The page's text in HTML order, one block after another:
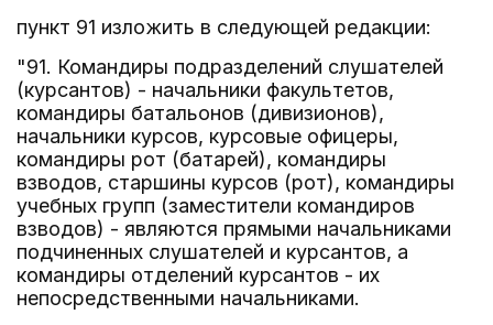
пункт 91 изложить в следующей редакции:
"91. Командиры подразделений слушателей
(курсантов) - начальники факультетов,
командиры батальонов (дивизионов),
начальники курсов, курсовые офицеры,
командиры рот (батарей), командиры
взводов, старшины курсов (рот), командиры
учебных групп (заместители командиров
взводов) - являются прямыми начальниками
подчиненных слушателей и курсантов, а
командиры отделений курсантов - их
непосредственными начальниками.